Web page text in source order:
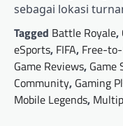
sebagai lokasi
Tagged Battle Royale,
eSports, FIFA, Free-
Game Reviews, Game
Community, Gaming
Mobile Legends,